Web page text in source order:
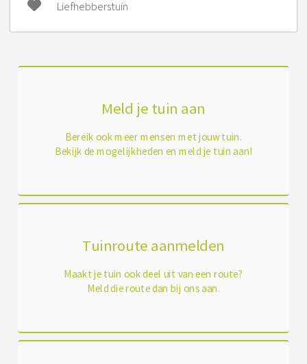
Liefhebberstuin
Meld je tuin aan
Bereik ook meer mensen met jouw tuin.
Bekijk de mogelijkheden en meld je tuin aan!
Tuinroute aanmelden
Maakt je tuin ook deel uit van een route?
Meld die route dan bij ons aan.